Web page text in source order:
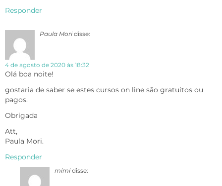
Responder
Paula Mori disse:
4 de agosto de 2020 às 18:32
Olá boa noite!
gostaria de saber se estes cursos on line são gratuitos ou
pagos.
Obrigada
Att,
Paula Mori.
Responder
mimi disse: